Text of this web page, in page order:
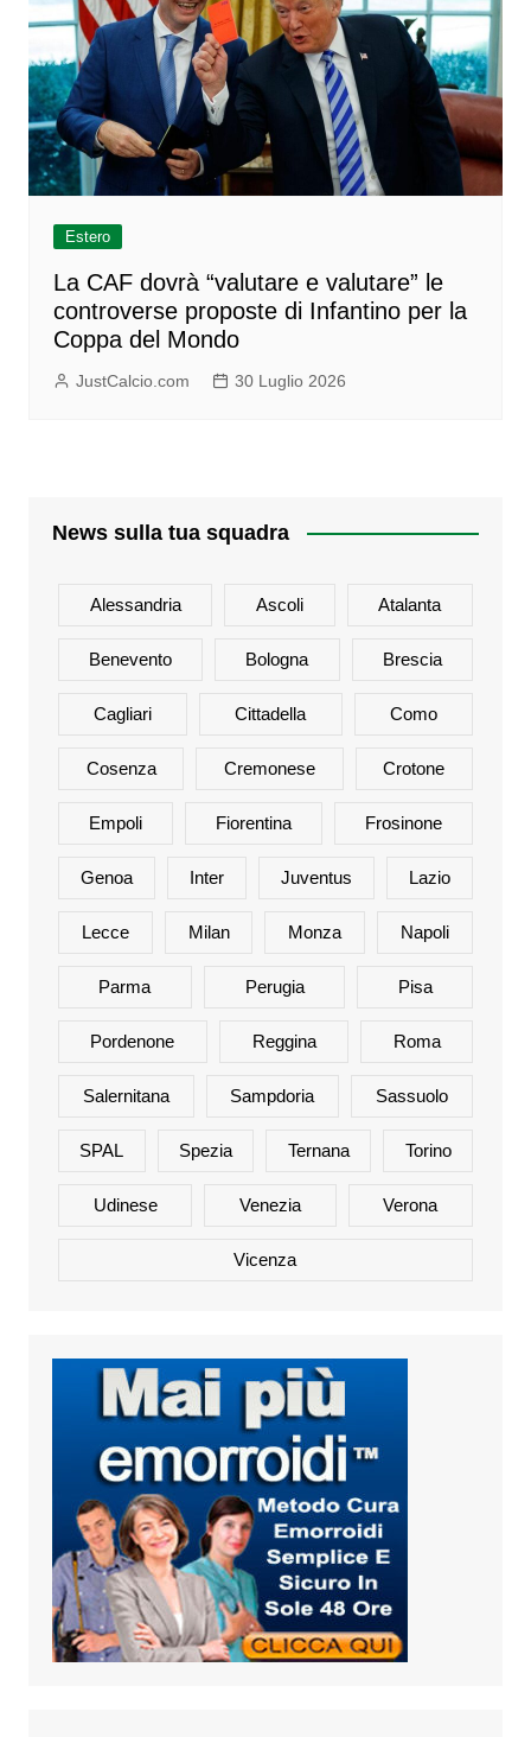
Estero
La CAF dovrà “valutare e valutare” le
controverse proposte di Infantino per la
Coppa del Mondo
JustCalcio.com 30 Luglio 2026
News sulla tua squadra
Alessandria Ascoli Atalanta
Benevento Bologna Brescia
Cagliari Cittadella Como
Cosenza Cremonese Crotone
Empoli Fiorentina Frosinone
Genoa Inter Juventus Lazio
Lecce Milan Monza Napoli
Parma Perugia Pisa
Pordenone Reggina Roma
Salernitana Sampdoria Sassuolo
SPAL Spezia Ternana Torino
Udinese Venezia Verona
Vicenza